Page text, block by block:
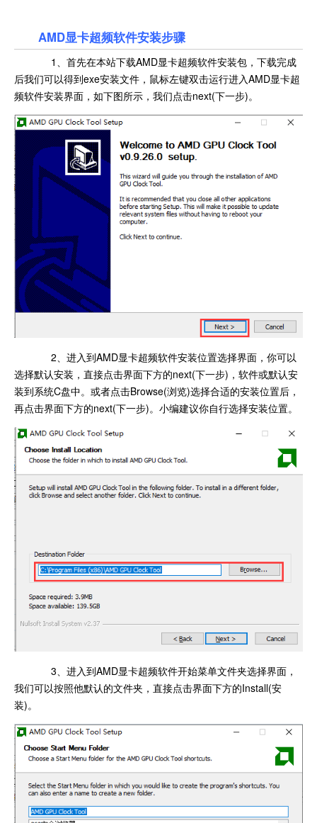
AMD显卡超频软件安装步骤
1、首先在本站下载AMD显卡超频软件安装包，下载完成
后我们可以得到exe安装文件，鼠标左键双击运行进入AMD显卡超
频软件安装界面，如下图所示，我们点击next(下一步)。
2、进入到AMD显卡超频软件安装位置选择界面，你可以
选择默认安装，直接点击界面下方的next(下一步)，软件或默认安
装到系统C盘中。或者点击Browse(浏览)选择合适的安装位置后，
再点击界面下方的next(下一步)。小编建议你自行选择安装位置。
3、进入到AMD显卡超频软件开始菜单文件夹选择界面，
我们可以按照他默认的文件夹，直接点击界面下方的Install(安
装)。